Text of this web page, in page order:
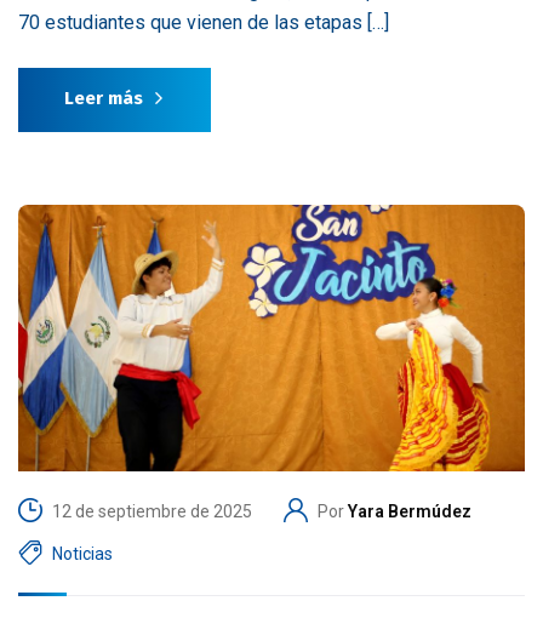
70 estudiantes que vienen de las etapas […]
Leer más
12 de septiembre de 2025 PorYara Bermúdez
Noticias